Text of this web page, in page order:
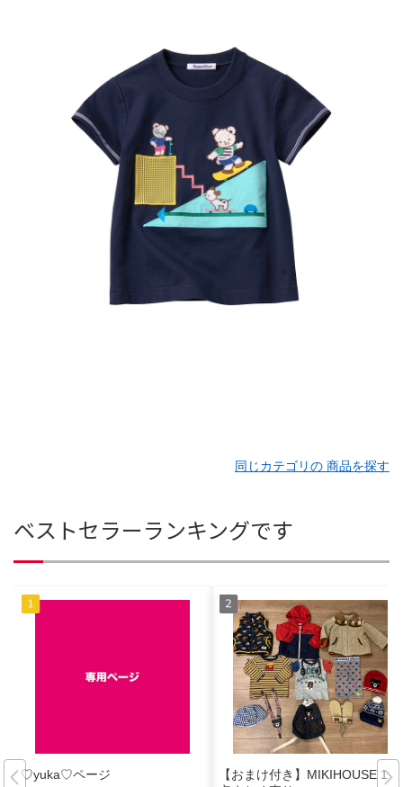
同じカテゴリの 商品を探す
ベストセラーランキングです
♡yuka♡ページ
【おまけ付き】MIKIHOUSE 12